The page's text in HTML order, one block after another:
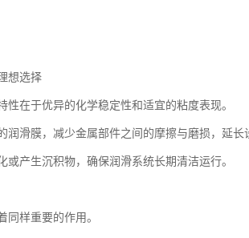
想选择
在于优异的化学稳定性和适宜的粘度表现。
润滑膜，减少金属部件之间的摩擦与磨损，延长
产生沉积物，确保润滑系统长期清洁运行。
同样重要的作用。